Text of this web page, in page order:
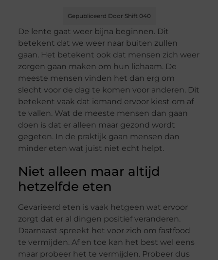
Gepubliceerd Door Shift 040
De lente gaat weer bijna beginnen. Dit
betekent dat we weer naar buiten zullen
gaan. Het betekent ook dat mensen zich weer
zorgen gaan maken om hun lichaam. De
meeste mensen vinden het dan erg om
slecht voor de dag te komen voor anderen. Dit
betekent vaak dat iemand ervoor kiest om af
te vallen. Wat de meeste mensen dan gaan
doen is dat er alleen maar gezond wordt
gegeten. In de praktijk gaan mensen dan
minder eten wat juist niet echt helpt.
Niet alleen maar altijd
hetzelfde eten
Gevarieerd eten is vaak hetgeen wat ervoor
zorgt dat er al dingen positief veranderen.
Daarnaast spreekt het voor zich om fastfood
te vermijden. Af en toe kan het best wel eens
maar probeer het te vermijden. Probeer dus